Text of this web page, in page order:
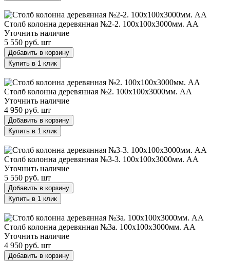
Столб колонна деревянная №2-2. 100х100х3000мм. АА
Уточнить наличие
5 550 руб. шт
Добавить в корзину
Купить в 1 клик
Столб колонна деревянная №2. 100х100х3000мм. АА
Уточнить наличие
4 950 руб. шт
Добавить в корзину
Купить в 1 клик
Столб колонна деревянная №3-3. 100х100х3000мм. АА
Уточнить наличие
5 550 руб. шт
Добавить в корзину
Купить в 1 клик
Столб колонна деревянная №3a. 100х100х3000мм. АА
Уточнить наличие
4 950 руб. шт
Добавить в корзину